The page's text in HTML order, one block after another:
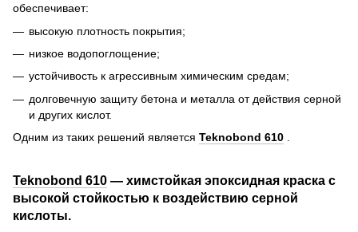
обеспечивает:
высокую плотность покрытия;
низкое водопоглощение;
устойчивость к агрессивным химическим средам;
долговечную защиту бетона и металла от действия серной
и других кислот.
Одним из таких решений является Teknobond 610 .
Teknobond 610 — химстойкая эпоксидная краска с
высокой стойкостью к воздействию серной
кислоты.